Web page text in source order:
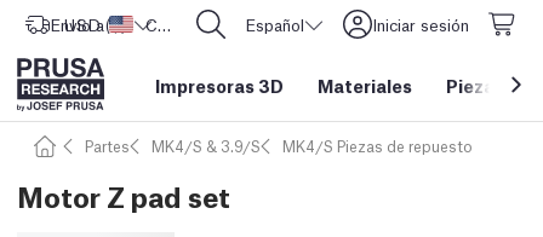
Envío a Estados Unidos
USD ($) CORE One L: ¡Ya disponible! Español Iniciar sesión
Impresoras 3D Materiales Piezas y
Partes MK4/S & 3.9/S MK4/S Piezas de repuesto
Motor Z pad set